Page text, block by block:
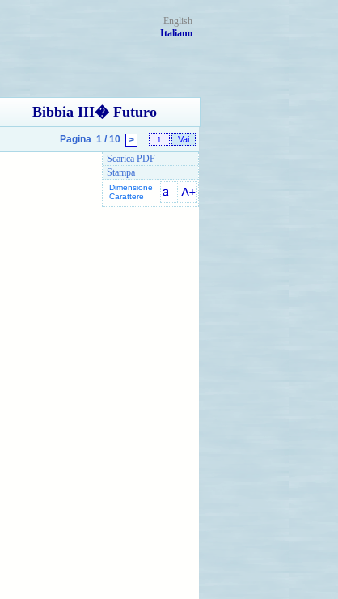
English
Italiano
Bibbia III� Futuro
>
1 / 10
Pagina
Scarica PDF
Stampa
Dimensione
Carattere